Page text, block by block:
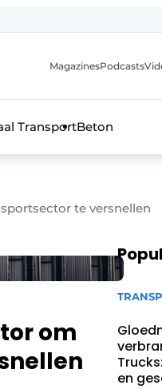
MagazinesPodcasts
TransportBeton
te versnellen
om
en